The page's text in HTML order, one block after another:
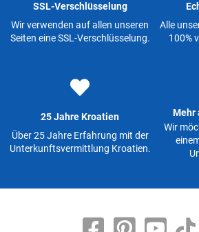
SSL-Verschlüsselung
Wir verwenden auf allen unseren
Seiten eine SSL-Verschlüsselung.
Alle
100%
25 Jahre Kroatien
Über 25 Jahre Erfahrung mit der
Unterkunftsvermittlung Kroatien.
Mehr
Wir